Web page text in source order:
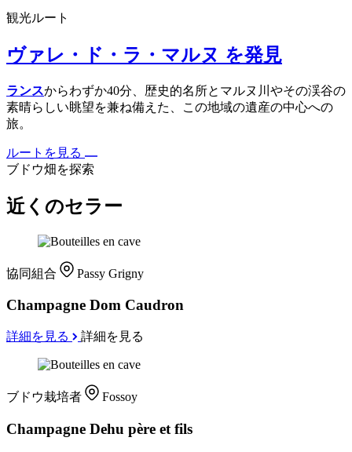
観光ルート
ヴァレ・ド・ラ・マルヌ を発見
ランスからわずか40分、歴史的名所とマルヌ川やその渓谷の
素晴らしい眺望を兼ね備えた、この地域の遺産の中心への
旅。
ルートを見る
ブドウ畑を探索
近くのセラー
協同組合 Passy Grigny
Champagne Dom Caudron
詳細を見る 詳細を見る
ブドウ栽培者 Fossoy
Champagne Dehu père et fils